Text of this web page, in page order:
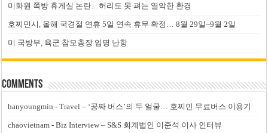
미화원 쪽방 휴게실 논란…허리도 못 펴는 열악한 환경
호찌민시, 올해 국경절 연휴 5일 연속 휴무 확정… 8월 29일~9월 2일
미 국방부, 육군 참모총장 임명 난항
Comments
hanyoungmin -Travel – ‘공짜 버스’의 두 얼굴… 호찌민 무료버스 이용기
chaovietnam -Biz Interview – S&S 회계법인 이준석 이사 인터뷰